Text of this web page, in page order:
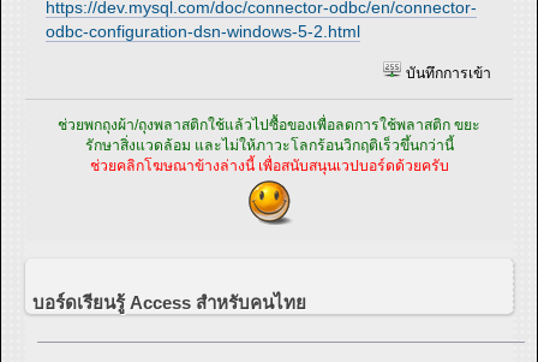
https://dev.mysql.com/doc/connector-odbc/en/connector-
odbc-configuration-dsn-windows-5-2.html
บันทึกการเข้า
ช่วยพกถุงผ้า/ถุงพลาสติกใช้แล้วไปซื้อของเพื่อลดการใช้พลาสติก ขยะ
รักษาสิ่งแวดล้อม และไม่ให้ภาวะโลกร้อนวิกฤติเร็วขึ้นกว่านี้
ช่วยคลิกโฆษณาข้างล่างนี้ เพื่อสนับสนุนเวปบอร์ดด้วยครับ
บอร์ดเรียนรู้ Access สำหรับคนไทย